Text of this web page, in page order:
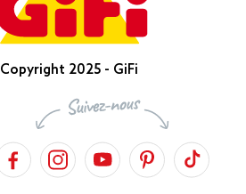
Copyright 2025 - GiFi